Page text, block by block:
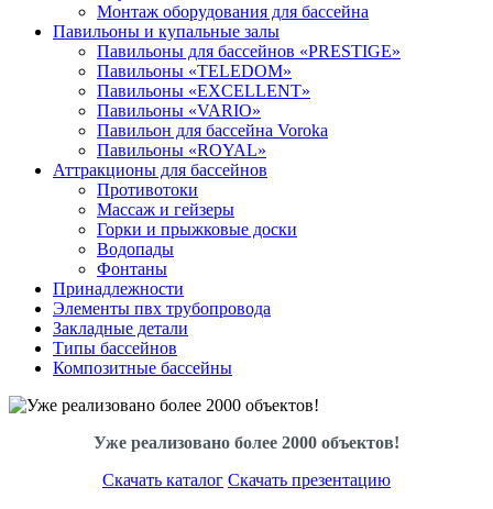
Монтаж оборудования для бассейна
Павильоны и купальные залы
Павильоны для бассейнов «PRESTIGE»
Павильоны «TELEDOM»
Павильоны «EXCELLENT»
Павильоны «VARIO»
Павильон для бассейна Voroka
Павильоны «ROYAL»
Аттракционы для бассейнов
Противотоки
Массаж и гейзеры
Горки и прыжковые доски
Водопады
Фонтаны
Принадлежности
Элементы пвх трубопровода
Закладные детали
Типы бассейнов
Композитные бассейны
Уже реализовано более 2000 объектов!
Скачать каталог Скачать презентацию